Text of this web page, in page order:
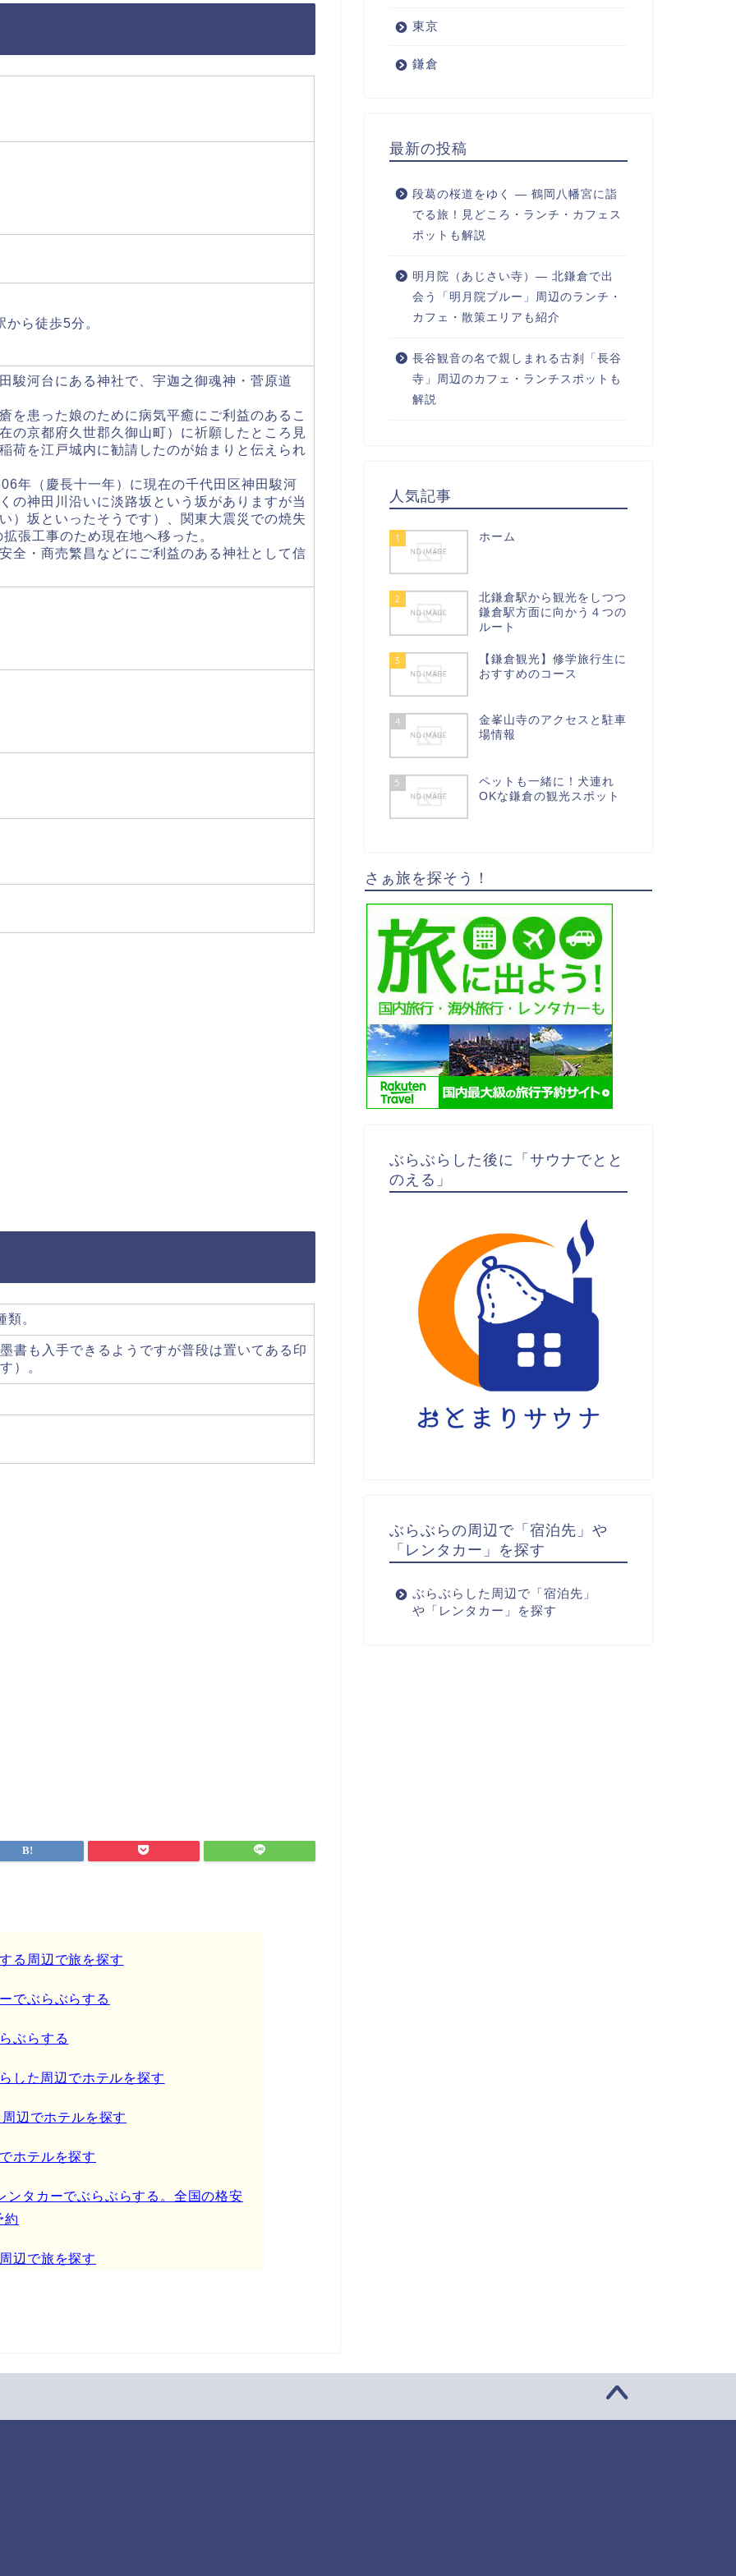
ら徒歩5分。
駿河台にある神社で、宇迦之御魂神・菅原道
を患った娘のために病気平癒にご利益のあるこ
の京都府久世郡久御山町）に祈願したところ見
荷を江戸城内に勧請したのが始まりと伝えられ
年（慶長十一年）に現在の千代田区神田駿河
の神田川沿いに淡路坂という坂がありますが当
）坂といったそうです）、関東大震災での焼失
張工事のため現在地へ移った。
全・商売繁昌などにご利益のある神社として信
類。
書も入手できるようですが普段は置いてある印
）。
る周辺で旅を探す
でぶらぶらする
ぶらする
した周辺でホテルを探す
辺でホテルを探す
ホテルを探す
ンタカーでぶらぶらする。全国の格安
約
辺で旅を探す
東京
鎌倉
最新の投稿
段葛の桜道をゆく ― 鶴岡八幡宮に詣
でる旅！見どころ・ランチ・カフェス
ポットも解説
明月院（あじさい寺）― 北鎌倉で出
会う「明月院ブルー」周辺のランチ・
カフェ・散策エリアも紹介
長谷観音の名で親しまれる古刹「長谷
寺」周辺のカフェ・ランチスポットも
解説
人気記事
1 ホーム
2
北鎌倉駅から観光をしつつ
鎌倉駅方面に向かう４つの
ルート
3
【鎌倉観光】修学旅行生に
おすすめのコース
4
金峯山寺のアクセスと駐車
場情報
5
ペットも一緒に！犬連れ
OKな鎌倉の観光スポット
さぁ旅を探そう！
ぶらぶらした後に「サウナでとと
のえる」
ぶらぶらの周辺で「宿泊先」や
「レンタカー」を探す
ぶらぶらした周辺で「宿泊先」
や「レンタカー」を探す